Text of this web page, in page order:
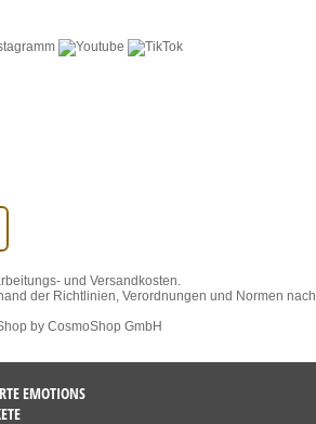
und Versandkosten.
der Richtlinien, Verordnungen und Normen nach
by CosmoShop GmbH
EMOTIONS